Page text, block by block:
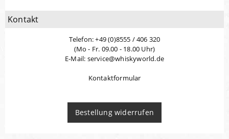
Kontakt
Telefon: +49 (0)8555 / 406 320
(Mo - Fr. 09.00 - 18.00 Uhr)
E-Mail: service@whiskyworld.de
Kontaktformular
Bestellung widerrufen